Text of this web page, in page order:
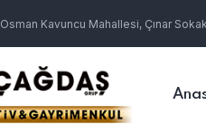
Osman Kavuncu Mahallesi, Çınar